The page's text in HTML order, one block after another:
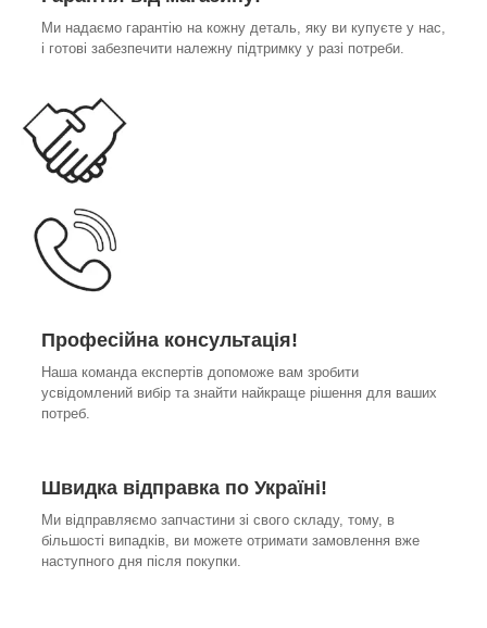
Ми надаємо гарантію на кожну деталь, яку ви купуєте у нас,
і готові забезпечити належну підтримку у разі потреби.
Професійна консультація!
Наша команда експертів допоможе вам зробити
усвідомлений вибір та знайти найкраще рішення для ваших
потреб.
Швидка відправка по Україні!
Ми відправляємо запчастини зі свого складу, тому, в
більшості випадків, ви можете отримати замовлення вже
наступного дня після покупки.